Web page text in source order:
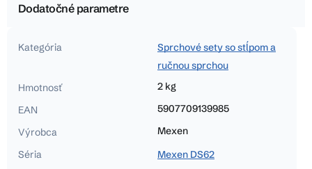
Dodatočné parametre
Kategória
Sprchové sety so stĺpom a
ručnou sprchou
Hmotnosť
2 kg
EAN
5907709139985
Výrobca
Mexen
Séria
Mexen DS62